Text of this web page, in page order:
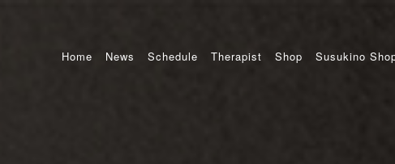
Home News Schedule Therapist Shop Susukino